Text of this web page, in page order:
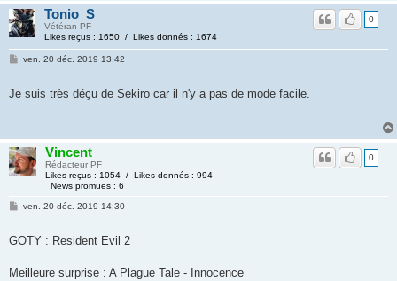
Tonio_S
Vétéran PF
Likes reçus : 1650 / Likes donnés : 1674
0
ven. 20 déc. 2019 13:42
Je suis très déçu de Sekiro car il n'y a pas de mode facile.
Vincent
Rédacteur PF
Likes reçus : 1054 / Likes donnés : 994
News promues : 6
0
ven. 20 déc. 2019 14:30
GOTY : Resident Evil 2
Meilleure surprise : A Plague Tale - Innocence